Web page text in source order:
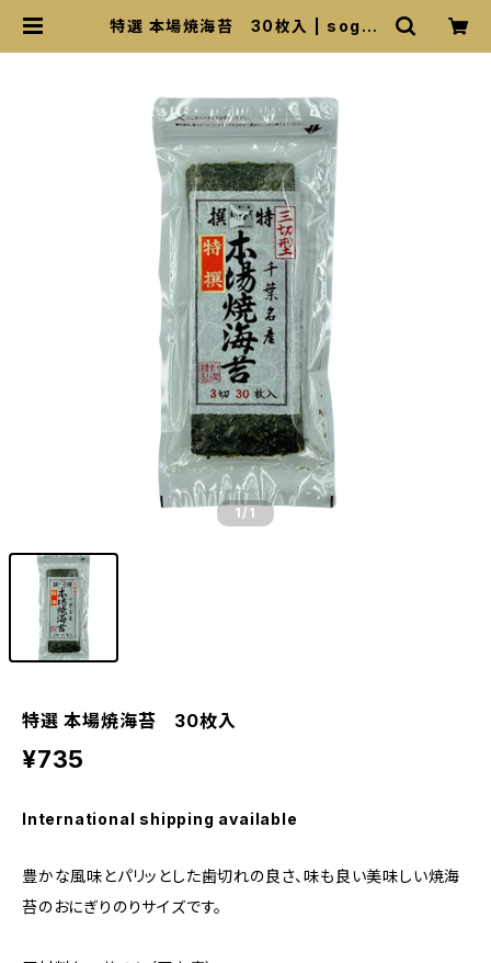
特選 本場焼海苔 30枚入 | sogor
1 /1
特選 本場焼海苔 30枚入
¥735
International shipping available
豊かな風味とパリッとした歯切れの良さ、味も良い美味しい焼海
苔のおにぎりのりサイズです。